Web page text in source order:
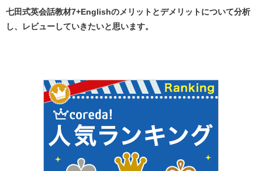
七田式英会話教材7+Englishのメリットとデメリットについて分析
し、レビューしていきたいと思います。